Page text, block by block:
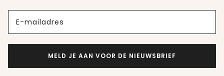
E-mailadres
MELD JE AAN VOOR DE NIEUWSBRIEF